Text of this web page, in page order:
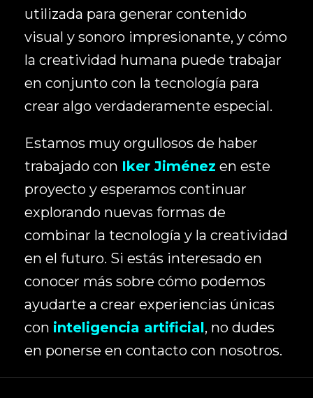
utilizada para generar contenido
visual y sonoro impresionante, y cómo
la creatividad humana puede trabajar
en conjunto con la tecnología para
crear algo verdaderamente especial.
Estamos muy orgullosos de haber
trabajado con Iker Jiménez en este
proyecto y esperamos continuar
explorando nuevas formas de
combinar la tecnología y la creatividad
en el futuro. Si estás interesado en
conocer más sobre cómo podemos
ayudarte a crear experiencias únicas
con inteligencia artificial, no dudes
en ponerse en contacto con nosotros.